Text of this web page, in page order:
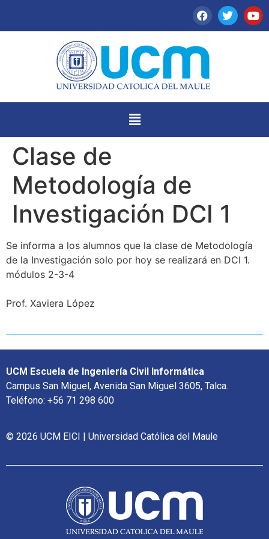
Clase de
Metodología de
Investigación DCI 1
Se informa a los alumnos que la clase de Metodología
de la Investigación solo por hoy se realizará en DCI 1.
módulos 2-3-4
Prof. Xaviera López
UCM Escuela de Ingeniería Civil Informática
Campus San Miguel, Avenida San Miguel 3605, Talca.
Teléfono: +56 71 298 600
© 2026 UCM EICI | Universidad Católica del Maule